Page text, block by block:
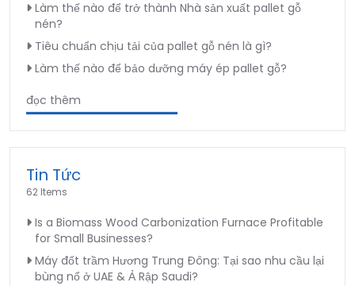
Làm thế nào để trở thành Nhà sản xuất pallet gỗ
nén?
Tiêu chuẩn chịu tải của pallet gỗ nén là gì?
Làm thế nào để bảo dưỡng máy ép pallet gỗ?
đọc thêm
Tin Tức
62 Items
Is a Biomass Wood Carbonization Furnace Profitable
for Small Businesses?
Máy đốt trầm Hương Trung Đông: Tại sao nhu cầu lại
bùng nổ ở UAE & Ả Rập Saudi?